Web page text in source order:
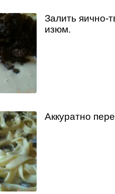
Залить яично-
изюм.
Аккуратно